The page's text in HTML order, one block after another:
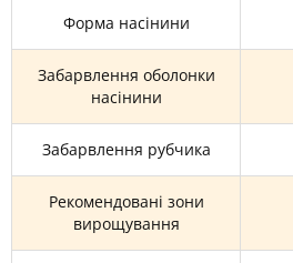
Форма насінини
Забарвлення оболонки
насінини
Забарвлення рубчика
Рекомендовані зони
вирощування